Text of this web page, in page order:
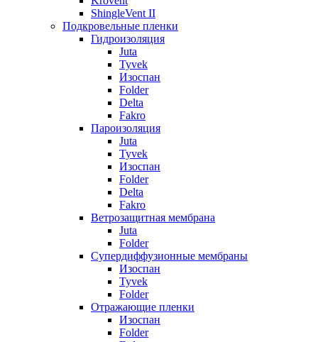
ShingleVent II
Подкровельные пленки
Гидроизоляция
Juta
Tyvek
Изоспан
Folder
Delta
Fakro
Пароизоляция
Juta
Tyvek
Изоспан
Folder
Delta
Fakro
Ветрозащитная мембрана
Juta
Folder
Супердиффузионные мембраны
Изоспан
Tyvek
Folder
Отражающие пленки
Изоспан
Folder